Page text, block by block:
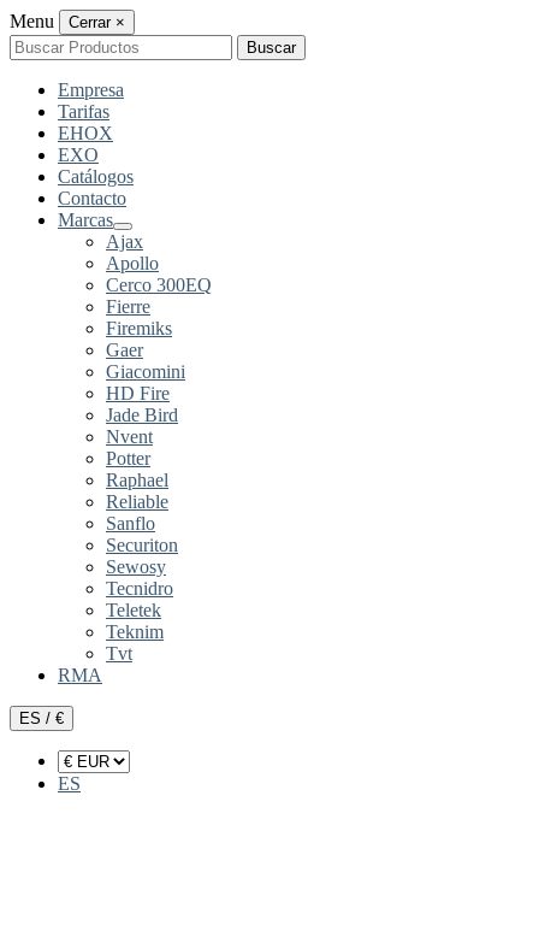
Menu Cerrar ×
Buscar
por:
Buscar
Empresa
Tarifas
EHOX
EXO
Catálogos
Contacto
Marcas
Ajax
Apollo
Cerco 300EQ
Fierre
Firemiks
Gaer
Giacomini
HD Fire
Jade Bird
Nvent
Potter
Raphael
Reliable
Sanflo
Securiton
Sewosy
Tecnidro
Teletek
Teknim
Tvt
RMA
ES / €
ES